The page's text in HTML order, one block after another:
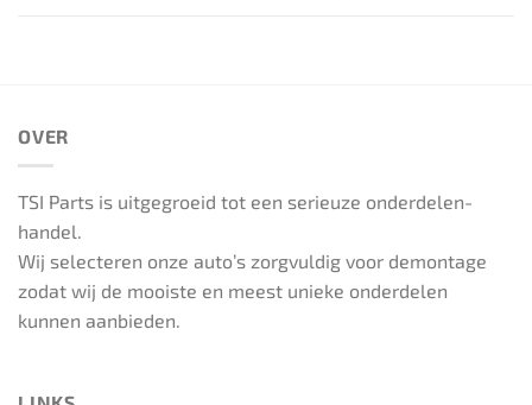
OVER
TSI Parts is uitgegroeid tot een serieuze onderdelen-
handel.
Wij selecteren onze auto’s zorgvuldig voor demontage
zodat wij de mooiste en meest unieke onderdelen
kunnen aanbieden.